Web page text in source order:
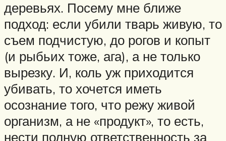
деревьях. Посему мне ближе
подход: если убили тварь живую, то
съем подчистую, до рогов и копыт
(и рыбьих тоже, ага), а не только
вырезку. И, коль уж приходится
убивать, то хочется иметь
осознание того, что режу живой
организм, а не «продукт», то есть,
нести полную ответственность за